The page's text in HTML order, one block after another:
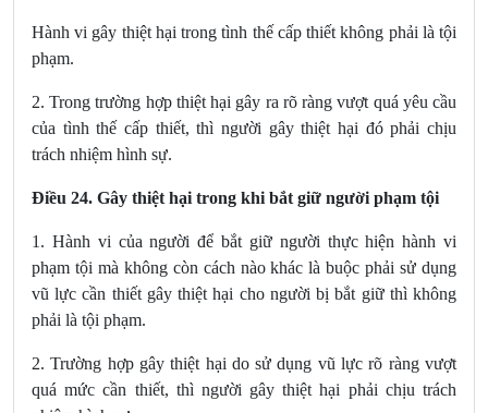
Hành vi gây thiệt hại trong tình thế cấp thiết không phải là tội
phạm.
2. Trong trường hợp thiệt hại gây ra rõ ràng vượt quá yêu cầu
của tình thế cấp thiết, thì người gây thiệt hại đó phải chịu
trách nhiệm hình sự.
Điều 24. Gây thiệt hại trong khi bắt giữ người phạm tội
1. Hành vi của người để bắt giữ người thực hiện hành vi
phạm tội mà không còn cách nào khác là buộc phải sử dụng
vũ lực cần thiết gây thiệt hại cho người bị bắt giữ thì không
phải là tội phạm.
2. Trường hợp gây thiệt hại do sử dụng vũ lực rõ ràng vượt
quá mức cần thiết, thì người gây thiệt hại phải chịu trách